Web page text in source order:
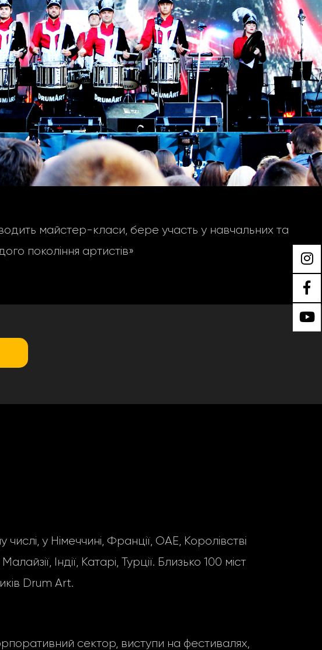
майстер-класи, бере участь у навчальних та
покоління артистів»
у Німеччині, Франції, ОАЕ, Королівстві
Індії, Катарі, Турції. Близько 100 міст
Drum Art.
сектор, виступи на фестивалях,